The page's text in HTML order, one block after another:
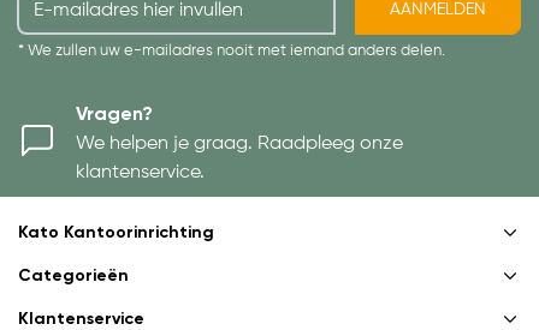
AANMELDEN
* We zullen uw e-mailadres nooit met iemand anders delen.
Vragen?
We helpen je graag. Raadpleeg onze
klantenservice.
Kato Kantoorinrichting
Categorieën
Klantenservice